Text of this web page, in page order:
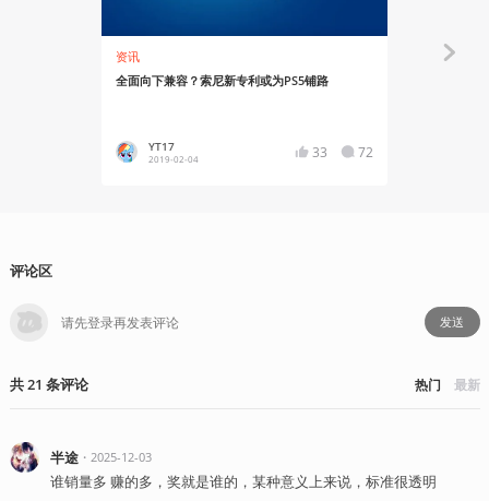
资讯
全面向下兼容？索尼新专利或为PS5铺路
YT17
2019-02-04 33 72
评论区
发送
共21 条评论 热门 最新
半途・ 2025-12-03
谁销量多 赚的多，奖就是谁的，某种意义上来说，标准很透明